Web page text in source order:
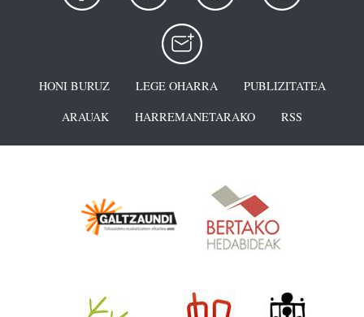
HONI BURUZ LEGE OHARRA
PUBLIZITATEA
ARAUAK
HARREMANETARAKO RSS